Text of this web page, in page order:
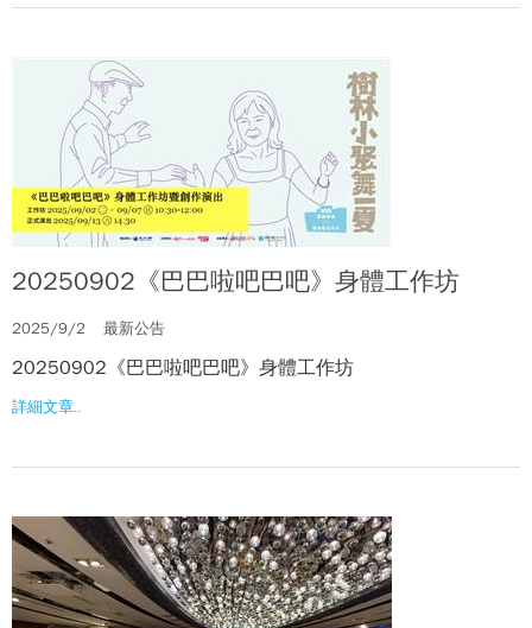
20250902《巴巴啦吧巴吧》身體工作坊
2025/9/2 最新公告
20250902《巴巴啦吧巴吧》身體工作坊
詳細文章..